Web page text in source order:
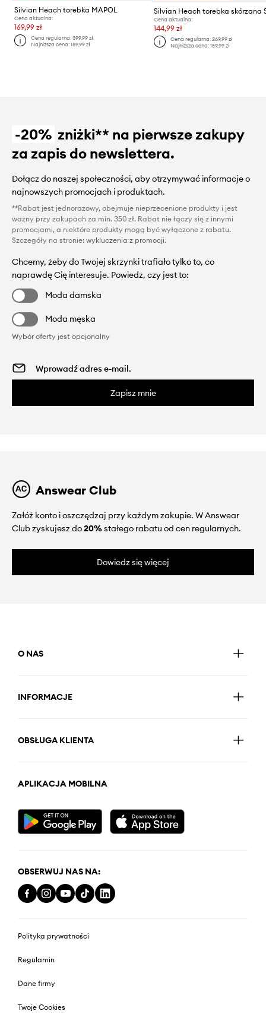
Silvian Heach torebka MAPOL
Cena aktualna:
169,99 zł
Cena regularna:399,99 zł
Najniższa cena:189,99 zł
Cena aktualna:
144,99 zł
Cena regularna: 269,99 zł
Najniższa cena: 159,99 zł
-20% zniżki** na pierwsze zakupy
za zapis do newslettera.
Dołącz do naszej społeczności, aby otrzymywać informacje o
najnowszych promocjach i produktach.
**Rabat jest jednorazowy, obejmuje nieprzecenione produkty i jest
ważny przy zakupach za min. 350 zł. Rabat nie łączy się z innymi
promocjami, a niektóre produkty mogą być wyłączone z rabatu.
Szczegóły na stronie: wykluczenia z promocji.
Chcemy, żeby do Twojej skrzynki trafiało tylko to, co
naprawdę Cię interesuje. Powiedz, czy jest to:
Moda damska
Moda męska
Wybór oferty jest opcjonalny
Zapisz mnie
Answear Club
Załóż konto i oszczędzaj przy każdym zakupie. W Answear
Club zyskujesz do20%stałego rabatu od cen regularnych.
Dowiedz się więcej
O NAS
INFORMACJE
OBSŁUGA KLIENTA
APLIKACJA MOBILNA
OBSERWUJ NAS NA:
Polityka prywatności
Regulamin
Dane firmy
Twoje Cookies